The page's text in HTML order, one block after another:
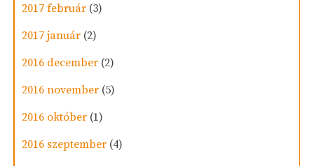
2017 február (3)
2017 január (2)
2016 december (2)
2016 november (5)
2016 október (1)
2016 szeptember (4)